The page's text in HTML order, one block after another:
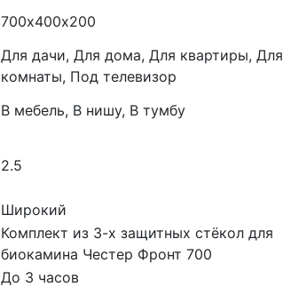
700х400х200
Для дачи, Для дома, Для квартиры, Для
комнаты, Под телевизор
В мебель, В нишу, В тумбу
2.5
Широкий
Комплект из 3-х защитных стёкол для
биокамина Честер Фронт 700
До 3 часов